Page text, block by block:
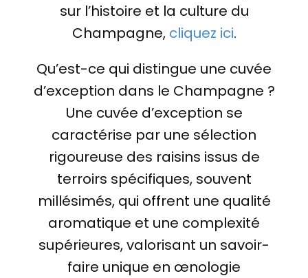
sur l’histoire et la culture du
Champagne, cliquez ici.
Qu’est-ce qui distingue une cuvée
d’exception dans le Champagne ?
Une cuvée d’exception se
caractérise par une sélection
rigoureuse des raisins issus de
terroirs spécifiques, souvent
millésimés, qui offrent une qualité
aromatique et une complexité
supérieures, valorisant un savoir-
faire unique en œnologie